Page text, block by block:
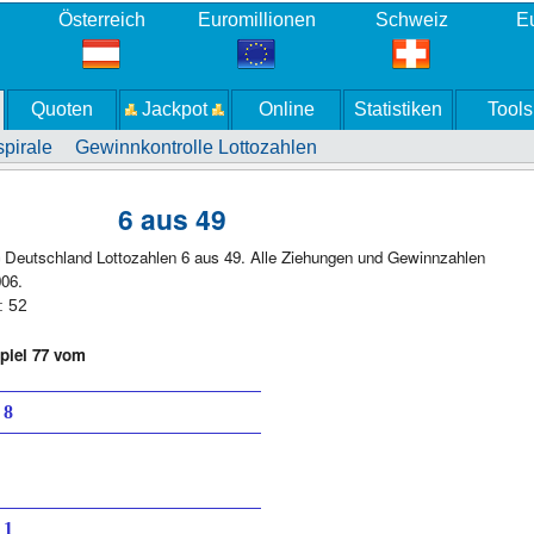
Österreich Euromillionen Schweiz
Quoten Jackpot Online Statistiken Tools
Gewinnkontrolle Lottozahlen
6 aus 49
Lottozahlen 6 aus 49. Alle Ziehungen und Gewinnzahlen
52
77 vom